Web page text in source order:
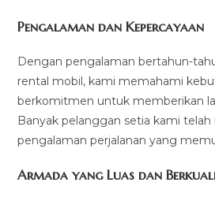
Pengalaman dan Kepercayaan
Dengan pengalaman bertahun-
rental mobil, kami memahami
berkomitmen untuk memberikan
Banyak pelanggan setia kami
pengalaman perjalanan yang
Armada yang Luas dan